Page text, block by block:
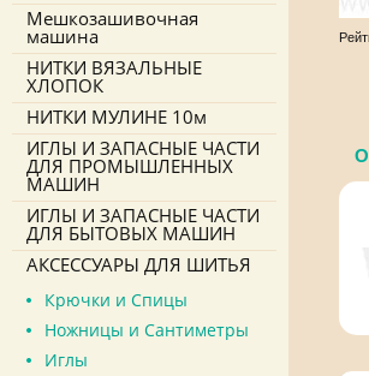
Мешкозашивочная
машина
НИТКИ ВЯЗАЛЬНЫЕ
ХЛОПОК
НИТКИ МУЛИНЕ 10м
ИГЛЫ И ЗАПАСНЫЕ ЧАСТИ
ДЛЯ ПРОМЫШЛЕННЫХ
МАШИН
ИГЛЫ И ЗАПАСНЫЕ ЧАСТИ
ДЛЯ БЫТОВЫХ МАШИН
АКСЕССУАРЫ ДЛЯ ШИТЬЯ
Крючки и Спицы
Ножницы и Сантиметры
Иглы